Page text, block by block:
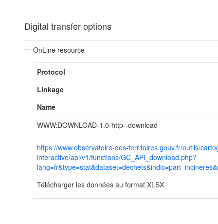
Digital transfer options
OnLine resource
Protocol
Linkage
Name
WWW:DOWNLOAD-1.0-http--download
https://www.observatoire-des-territoires.gouv.fr/outils/
interactive/api/v1/functions/GC_API_download.php?
Télécharger les données au format XLSX